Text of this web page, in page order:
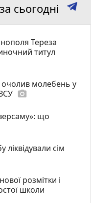
сьогодні
Тереза
титул
молебень у
photo_camera
що
сім
розмітки і
школи